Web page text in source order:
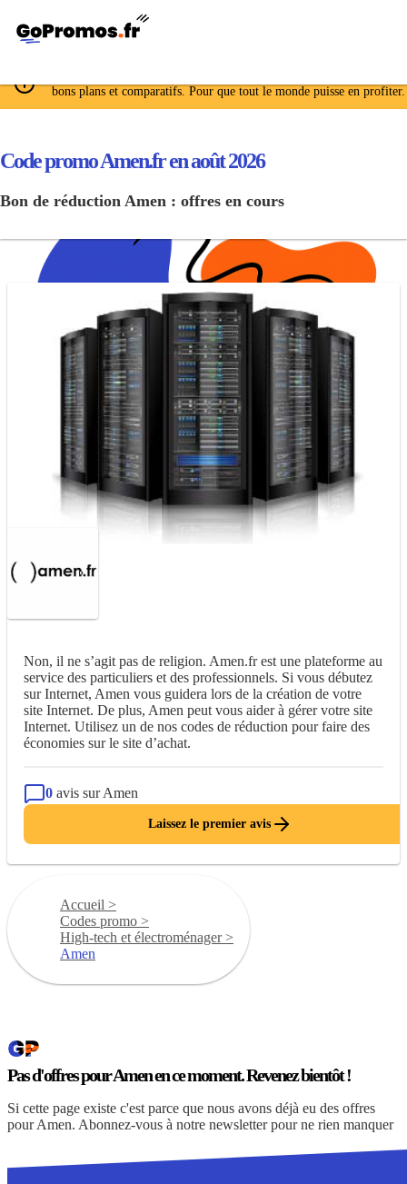
bons plans et comparatifs. Pour que tout le monde puisse en profiter.
Code promo Amen.fr en août 2026
Bon de réduction Amen : offres en cours
Non, il ne s’agit pas de religion. Amen.fr est une plateforme au
service des particuliers et des professionnels. Si vous débutez
sur Internet, Amen vous guidera lors de la création de votre
site Internet. De plus, Amen peut vous aider à gérer votre site
Internet. Utilisez un de nos codes de réduction pour faire des
économies sur le site d’achat.
0 avis sur Amen
Laissez le premier avis
Accueil >
Codes promo >
High-tech et électroménager>
Amen
Pas d'offres pour Amen en ce moment. Revenez bientôt !
Si cette page existe c'est parce que nous avons déjà eu des offres
pour Amen. Abonnez-vous à notre newsletter pour ne rien manquer